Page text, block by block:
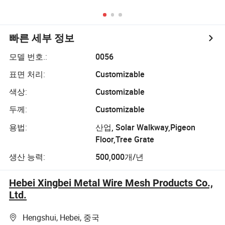
빠른 세부 정보
모델 번호.:
0056
표면 처리:
Customizable
색상:
Customizable
두께:
Customizable
용법:
산업, Solar Walkway,Pigeon
Floor,Tree Grate
생산 능력:
500,000개/년
Hebei Xingbei Metal Wire Mesh Products Co.,
Ltd.
Hengshui, Hebei, 중국